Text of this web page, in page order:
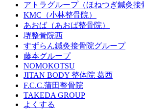
アトラグループ（ほねつぎ鍼灸接
KMC（小林整骨院）
あおば（あおば整骨院）
堺整骨院西
すずらん鍼灸接骨院グループ
藤本グループ
NOMOKOTSU
JITAN BODY 整体院 葛西
F.C.C.蒲田整骨院
TAKEDA GROUP
よくする